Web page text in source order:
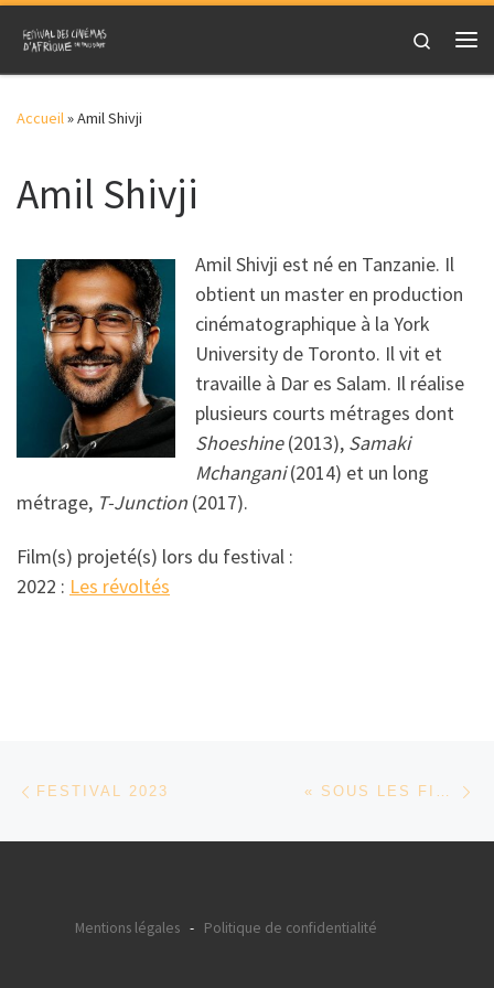
Skip to content
Search
Accueil»Amil Shivji
Amil Shivji
Amil Shivji est né en Tanzanie. Il
obtient un master en production
cinématographique à la York
University de Toronto. Il vit et
travaille à Dar es Salam. Il réalise
plusieurs courts métrages dont
Shoeshine(2013), Samaki
Mchangani(2014) et un long
métrage, T-Junction (2017).
Film(s) projeté(s) lors du festival :
2022 : Les révoltés
Parcourir les articles
FESTIVAL 2023
Mentions légales- Politique de confidentialité